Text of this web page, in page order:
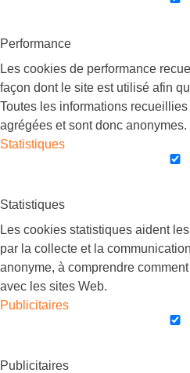
Performance
Les cookies de performance
façon dont le site est utilisé afin
Toutes les informations
agrégées et sont donc anonymes.
Statistiques
Statistiques
Les cookies statistiques aident
par la collecte et la
anonyme, à comprendre
avec les sites Web.
Publicitaires
Publicitaires